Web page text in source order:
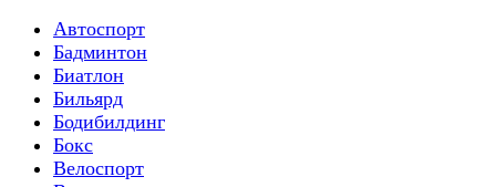
Автоспорт
Бадминтон
Биатлон
Бильярд
Бодибилдинг
Бокс
Велоспорт